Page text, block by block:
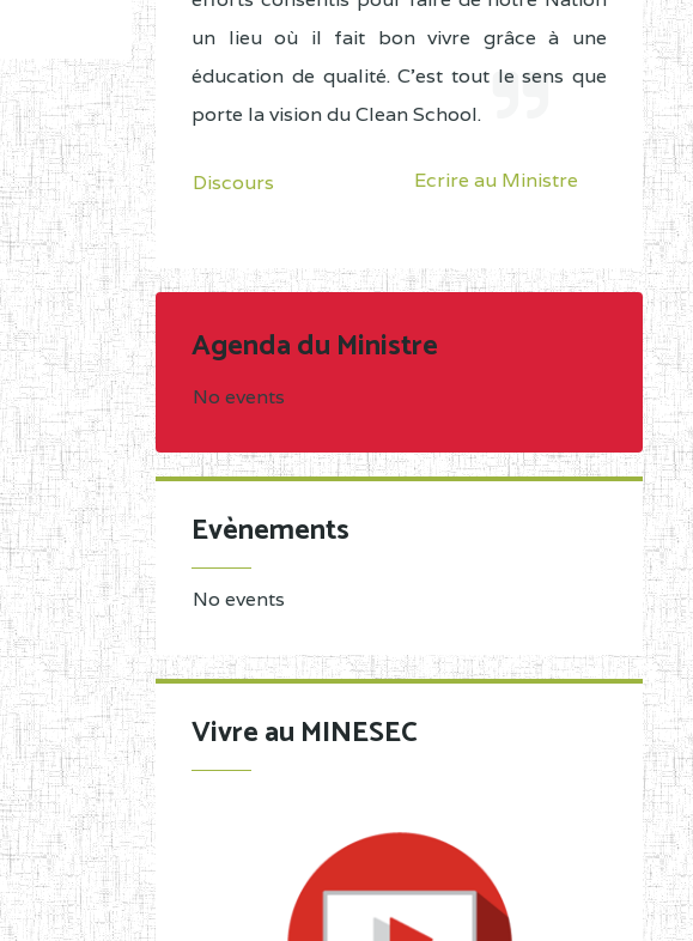
un lieu où il fait bon vivre grâce à une
éducation de qualité. C'est tout le sens que
porte la vision du Clean School.
Discours Ecrire au Ministre
Agenda du Ministre
No events
Evènements
No events
Vivre au MINESEC